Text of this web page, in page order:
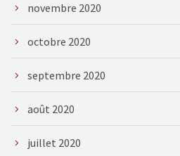
novembre 2020
octobre 2020
septembre 2020
août 2020
juillet 2020